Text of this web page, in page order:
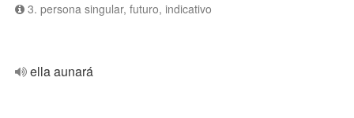
3. persona singular, futuro, indicativo
ella aunará